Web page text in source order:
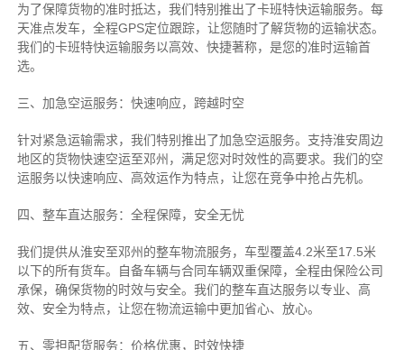
为了保障货物的准时抵达，我们特别推出了卡班特快运输服务。每
天准点发车，全程GPS定位跟踪，让您随时了解货物的运输状态。
我们的卡班特快运输服务以高效、快捷著称，是您的准时运输首
选。
三、加急空运服务：快速响应，跨越时空
针对紧急运输需求，我们特别推出了加急空运服务。支持淮安周边
地区的货物快速空运至邓州，满足您对时效性的高要求。我们的空
运服务以快速响应、高效运作为特点，让您在竞争中抢占先机。
四、整车直达服务：全程保障，安全无忧
我们提供从淮安至邓州的整车物流服务，车型覆盖4.2米至17.5米
以下的所有货车。自备车辆与合同车辆双重保障，全程由保险公司
承保，确保货物的时效与安全。我们的整车直达服务以专业、高
效、安全为特点，让您在物流运输中更加省心、放心。
五、零担配货服务：价格优惠，时效快捷